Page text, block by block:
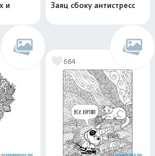
и
Заяц сбоку антистресс
684